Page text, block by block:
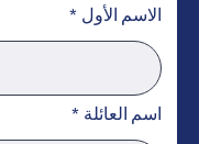
الاسم الأول *
اسم العائلة *